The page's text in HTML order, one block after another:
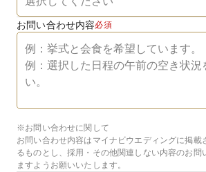
お問い合わせ内容必須
※お問い合わせに関して
お問い合わせ内容はマイナビウエディングに掲載
るものとし、採用・その他関連しない内容のお問
ますようお願いいたします。